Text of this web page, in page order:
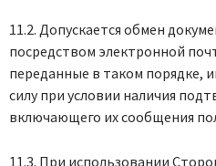
11.2. Допускается обмен
посредством электронной
переданные в таком порядке,
силу при условии наличия
включающего их сообщения
11.3. При использовании